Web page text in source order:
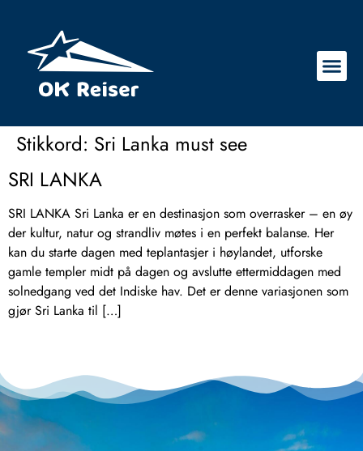
Stikkord: Sri Lanka must see
SRI LANKA
SRI LANKA Sri Lanka er en destinasjon som overrasker – en øy
der kultur, natur og strandliv møtes i en perfekt balanse. Her
kan du starte dagen med teplantasjer i høylandet, utforske
gamle templer midt på dagen og avslutte ettermiddagen med
solnedgang ved det Indiske hav. Det er denne variasjonen som
gjør Sri Lanka til […]